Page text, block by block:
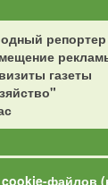
репортер
газеты
файлов